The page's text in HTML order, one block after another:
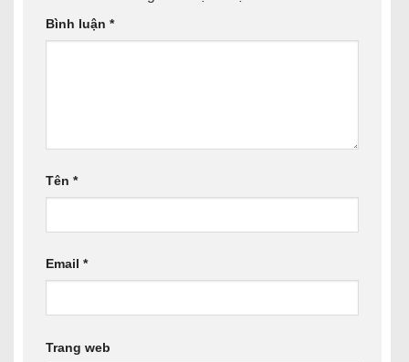
Bình luận *
Tên *
Email *
Trang web